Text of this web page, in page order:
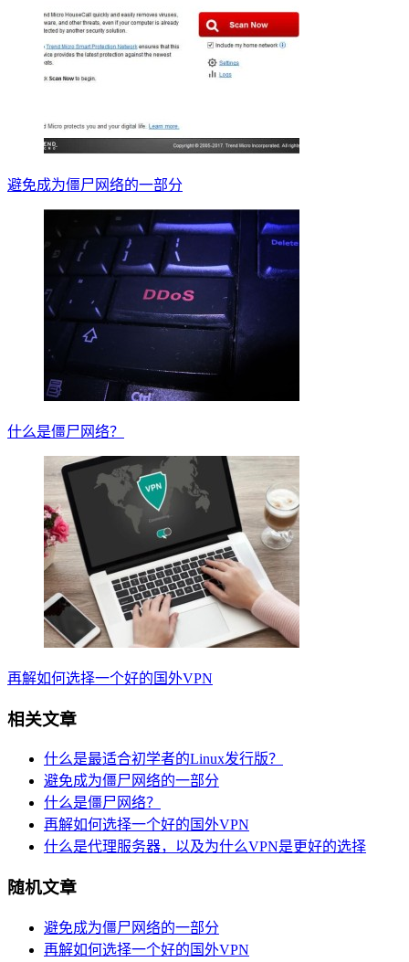
避免成为僵尸网络的一部分
什么是僵尸网络？
再解如何选择一个好的国外VPN
相关文章
什么是最适合初学者的Linux发行版？
避免成为僵尸网络的一部分
什么是僵尸网络？
再解如何选择一个好的国外VPN
什么是代理服务器，以及为什么VPN是更好的选择
随机文章
避免成为僵尸网络的一部分
再解如何选择一个好的国外VPN